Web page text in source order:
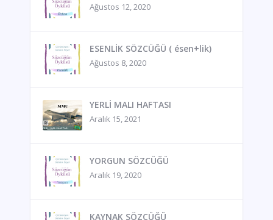
Ağustos 12, 2020
ESENLİK SÖZCÜĞÜ ( ésen+lik)
Ağustos 8, 2020
YERLİ MALI HAFTASI
Aralık 15, 2021
YORGUN SÖZCÜĞÜ
Aralık 19, 2020
KAYNAK SÖZCÜĞÜ